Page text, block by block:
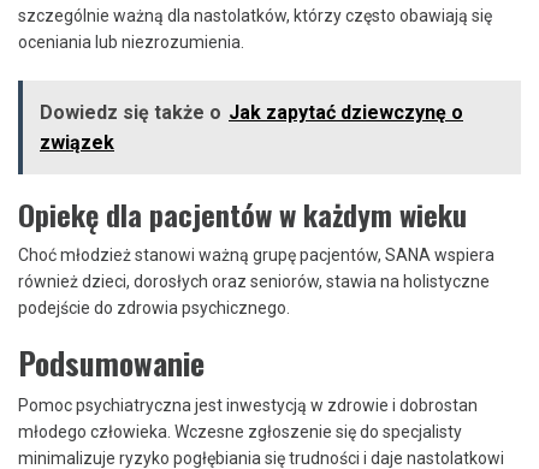
szczególnie ważną dla nastolatków, którzy często obawiają się
oceniania lub niezrozumienia.
Dowiedz się także o Jak zapytać dziewczynę o
związek
Opiekę dla pacjentów w każdym wieku
Choć młodzież stanowi ważną grupę pacjentów, SANA wspiera
również dzieci, dorosłych oraz seniorów, stawia na holistyczne
podejście do zdrowia psychicznego.
Podsumowanie
Pomoc psychiatryczna jest inwestycją w zdrowie i dobrostan
młodego człowieka. Wczesne zgłoszenie się do specjalisty
minimalizuje ryzyko pogłębiania się trudności i daje nastolatkowi